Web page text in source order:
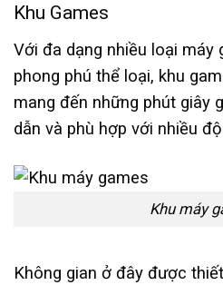
Khu Games
Với đa dạng nhiều loại máy
phong phú thể loại, khu
mang đến những phút giây
dẫn và phù hợp với nhiều
Khu máy
Không gian ở đây được